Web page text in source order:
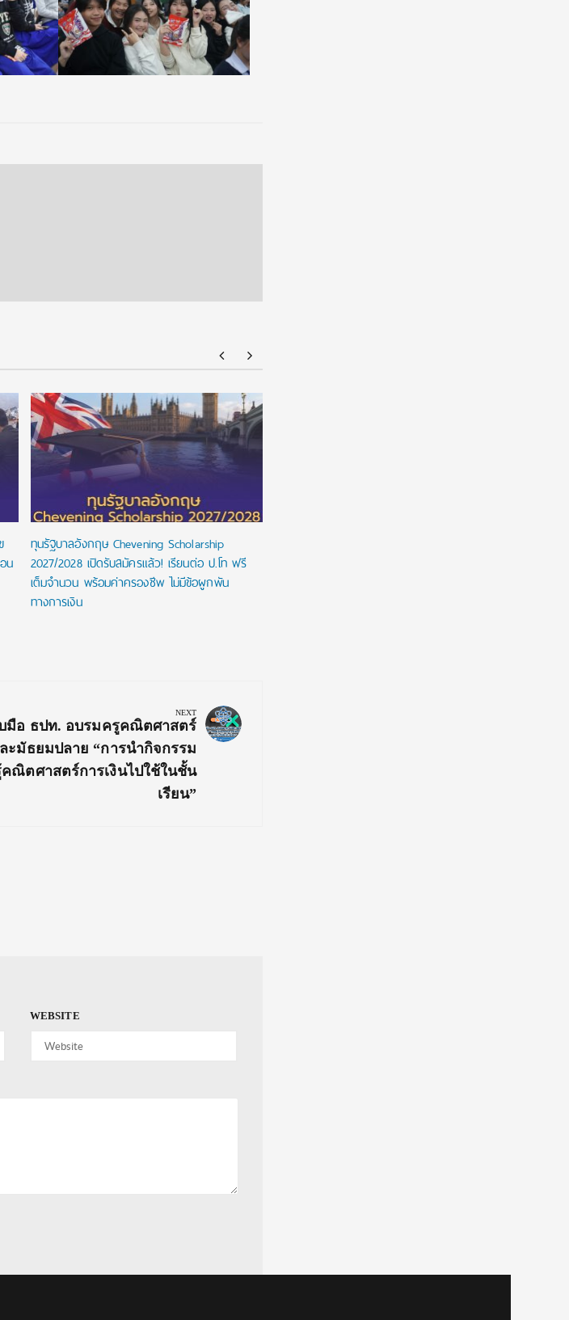
น
ทุนรัฐบาลอังกฤษ Chevening Scholarship
2027/2028 เปิดรับสมัครแล้ว! เรียนต่อ ป.โท ฟรี
เต็มจำนวน พร้อมค่าครองชีพ ไม่มีข้อผูกพัน
ทางการเงิน
NEXT
มือ ธปท. อบรมครูคณิตศาสตร์
ะมัธยมปลาย “การนำกิจกรรม
คณิตศาสตร์การเงินไปใช้ในชั้น
เรียน”
WEBSITE